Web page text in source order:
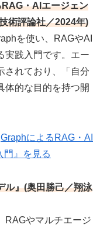
・AIエージェン
術評論社／2024年)
を使い、RAGやAI
実践入門です。エー
されており、「自分
体的な目的を持つ開
によるRAG・AI
門』を見る
ル』(奥田勝己／翔泳
RAGやマルチエージ